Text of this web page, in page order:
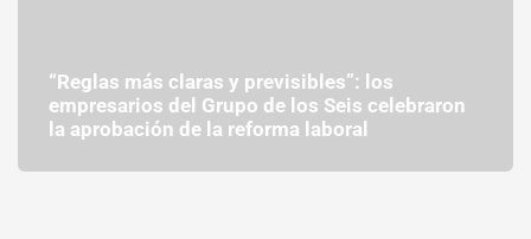
“Reglas más claras y previsibles”: los
empresarios del Grupo de los Seis celebraron
la aprobación de la reforma laboral